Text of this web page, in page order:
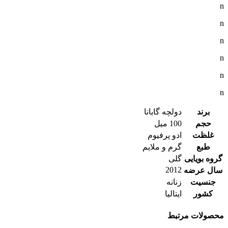
n
n
n
n
n
n
برند
دولچه گابانا
حجم
100 میل
غلظت
ادو پرفیوم
طبع
گرم و ملایم
گروه بویایی گلی
سال عرضه 2012
جنسیت
زنانه
کشور
ایتالیا
محصولات مرتبط